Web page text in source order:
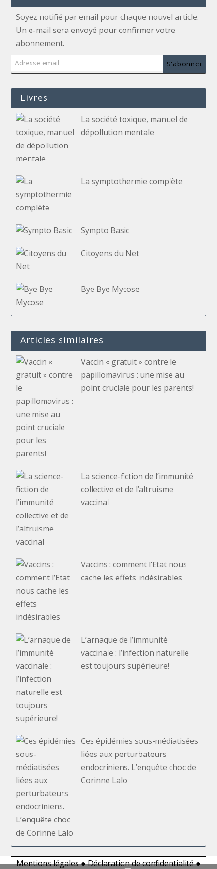
Soyez notifié par email pour chaque nouvel article.
Un e-mail sera envoyé pour confirmer votre
abonnement.
Adresse email
S'abonner
Livres
La société toxique, manuel de
dépollution mentale
La symptothermie complète
Sympto Basic
Citoyens du Net
Bye Bye Mycose
Articles similaires
Vaccin « gratuit » contre le
papillomavirus : une mise au
point cruciale pour les parents!
La science-fiction de l’immunité
collective et de l’altruisme
vaccinal
Vaccins : comment l’Etat nous
cache les effets indésirables
L’arnaque de l’immunité
vaccinale : l’infection naturelle
est toujours supérieure!
Ces épidémies sous-médiatisées
liées aux perturbateurs
endocriniens. L’enquête choc de
Corinne Lalo
Mentions légales●Déclaration de confidentialité●